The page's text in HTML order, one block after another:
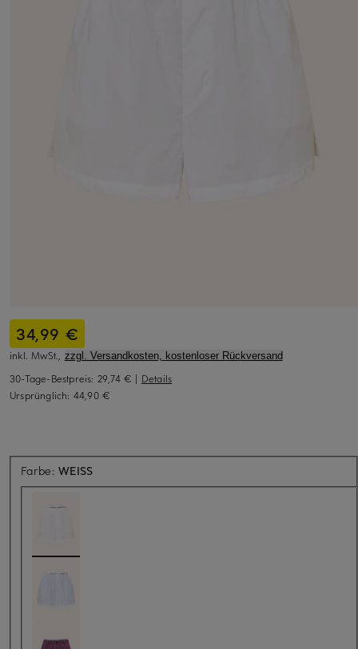
34,99 €
inkl. MwSt., zzgl. Versandkosten, kostenloser Rückversand
30-Tage-Bestpreis: 29,74 € | Details
Ursprünglich: 44,90 €
Farbe:WEISS